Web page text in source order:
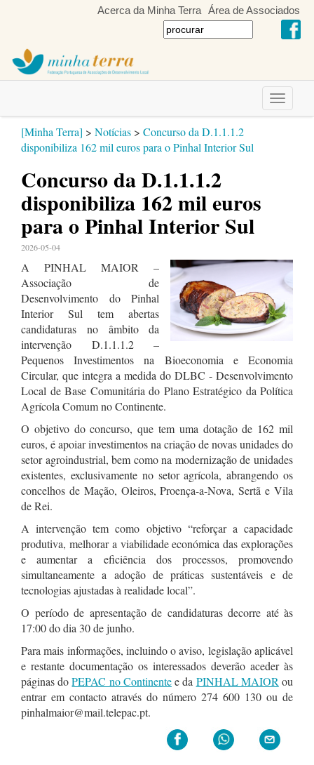
Acerca da Minha Terra Área de Associados
Toggle
[Minha Terra] > Notícias > Concurso da D.1.1.1.2
disponibiliza 162 mil euros para o Pinhal Interior Sul
Concurso da D.1.1.1.2
disponibiliza 162 mil euros
para o Pinhal Interior Sul
2026-05-04
A PINHAL MAIOR –
Associação de
Desenvolvimento do Pinhal
Interior Sul tem abertas
candidaturas no âmbito da
intervenção D.1.1.1.2 –
Pequenos Investimentos na Bioeconomia e Economia
Circular, que integra a medida do DLBC - Desenvolvimento
Local de Base Comunitária do Plano Estratégico da Política
Agrícola Comum no Continente.
O objetivo do concurso, que tem uma dotação de 162 mil
euros, é apoiar investimentos na criação de novas unidades do
setor agroindustrial, bem como na modernização de unidades
existentes, exclusivamente no setor agrícola, abrangendo os
concelhos de Mação, Oleiros, Proença-a-Nova, Sertã e Vila
de Rei.
A intervenção tem como objetivo “reforçar a capacidade
produtiva, melhorar a viabilidade económica das explorações
e aumentar a eficiência dos processos, promovendo
simultaneamente a adoção de práticas sustentáveis e de
tecnologias ajustadas à realidade local”.
O período de apresentação de candidaturas decorre até às
17:00 do dia 30 de junho.
Para mais informações, incluindo o aviso, legislação aplicável
e restante documentação os interessados deverão aceder às
páginas doPEPAC no Continentee da PINHAL MAIOR ou
entrar em contacto através do número 274 600 130 ou de
pinhalmaior@mail.telepac.pt.